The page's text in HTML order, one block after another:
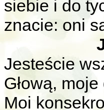
siebie i do
znacie: oni
Jesteście
Głową,
Moi